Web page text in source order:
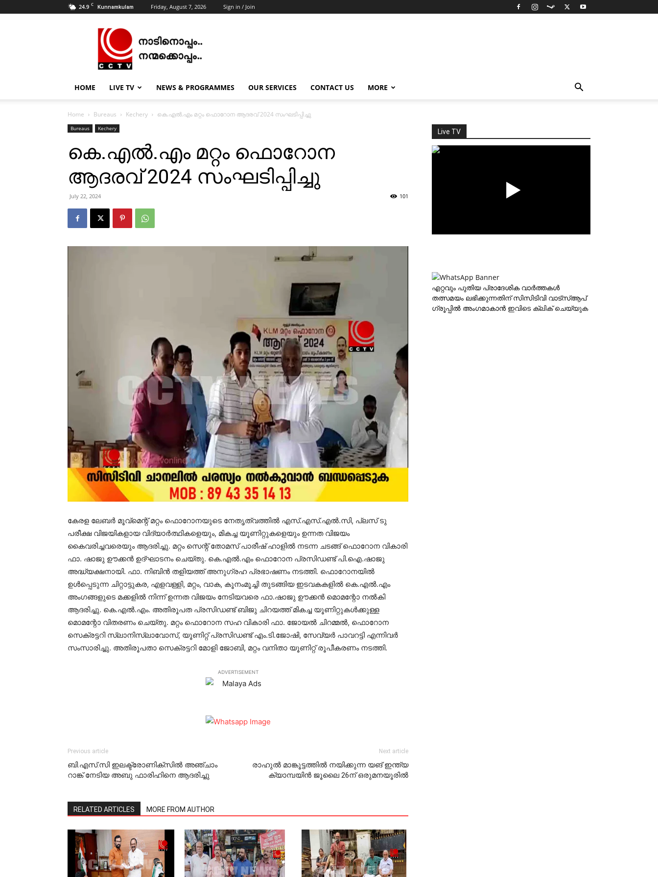
24.9 C Kunnamkulam Friday, August 7, 2026 Sign in / Join
NEWS
|
KUNNAMKULAM
HOME LIVE TV NEWS & PROGRAMMES OUR SERVICES CONTACT US MORE
Home Bureaus Kechery കെ.എല്‍.എം മറ്റം ഫൊറോന ആദരവ് 2024 സംഘടിപ്പിച്ചു
Bureaus Kechery
കെ.എല്‍.എം മറ്റം ഫൊറോന
ആദരവ് 2024 സംഘടിപ്പിച്ചു
July 22, 2024 101
കേരള ലേബര്‍ മൂവ്‌മെന്റ് മറ്റം ഫൊറോനയുടെ നേതൃത്വത്തില്‍ എസ്.എസ്.എല്‍.സി, പ്ലസ് ടു
പരീക്ഷ വിജയികളായ വിദ്യാര്‍ത്ഥികളെയും, മികച്ച യൂണിറ്റുകളെയും ഉന്നത വിജയം
കൈവരിച്ചവരെയും ആദരിച്ചു. മറ്റം സെന്റ് തോമസ് പാരീഷ് ഹാളില്‍ നടന്ന ചടങ്ങ് ഫൊറോന വികാരി
ഫാ. ഷാജു ഊക്കന്‍ ഉദ്ഘാടനം ചെയ്തു. കെ.എല്‍.എം ഫൊറോന പ്രസിഡണ്ട് പി.ഐ.ഷാജു
അദ്ധ്യക്ഷനായി. ഫാ. നിബിന്‍ തളിയത്ത് അനുഗ്രഹ പ്രഭാഷണം നടത്തി. ഫൊറോനയില്‍
ഉള്‍പ്പെടുന്ന ചിറ്റാട്ടുകര, എളവള്ളി, മറ്റം, വാക, കൂനംമൂച്ചി തുടങ്ങിയ ഇടവകകളില്‍ കെ.എല്‍.എം
അംഗങ്ങളുടെ മക്കളില്‍ നിന്ന് ഉന്നത വിജയം നേടിയവരെ ഫാ.ഷാജു ഊക്കന്‍ മൊമന്റോ നല്‍കി
ആദരിച്ചു. കെ.എല്‍.എം. അതിരൂപത പ്രസിഡണ്ട് ബിജു ചിറയത്ത് മികച്ച യൂണിറ്റുകള്‍ക്കുള്ള
മൊമന്റോ വിതരണം ചെയ്തു. മറ്റം ഫൊറോന സഹ വികാരി ഫാ. ജോയല്‍ ചിറമ്മല്‍, ഫൊറോന
സെക്രട്ടറി സ്ലാനിസ്ലാവോസ്, യൂണിറ്റ് പ്രസിഡണ്ട് എം.ടി.ജോഷി, സേവ്യര്‍ പാവറട്ടി എന്നിവര്‍
സംസാരിച്ചു. അതിരൂപതാ സെക്രട്ടറി മോളി ജോബി, മറ്റം വനിതാ യൂണിറ്റ് രൂപീകരണം നടത്തി.
ADVERTISEMENT
Previous article
ബി.എസ്.സി ഇലക്ട്രോണിക്‌സില്‍ അഞ്ചാം
റാങ്ക് നേടിയ അബു ഫാരിഹിനെ ആദരിച്ചു
Next article
രാഹുല്‍ മാങ്കൂട്ടത്തില്‍ നയിക്കുന്ന യങ് ഇന്ത്യ
ക്യാമ്പയിന്‍ ജൂലൈ 26ന് ഒരുമനയൂരില്‍
RELATED ARTICLES MORE FROM AUTHOR
Live TV
എറ്റവും പുതിയ പ്രാദേശിക വാര്‍ത്തകള്‍
തത്സമയം ലഭിക്കുന്നതിന് സിസിടിവി വാട്‌സ്ആപ്
ഗ്രൂപ്പില്‍ അംഗമാകാന്‍ ഇവിടെ ക്ലിക് ചെയ്യുക